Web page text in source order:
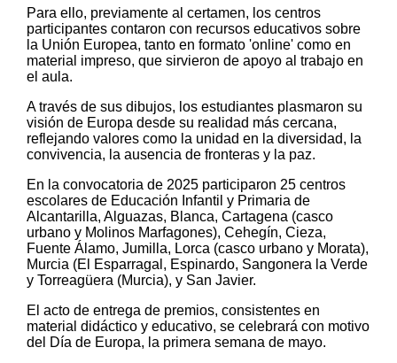
Para ello, previamente al certamen, los centros
participantes contaron con recursos educativos sobre
la Unión Europea, tanto en formato 'online' como en
material impreso, que sirvieron de apoyo al trabajo en
el aula.
A través de sus dibujos, los estudiantes plasmaron su
visión de Europa desde su realidad más cercana,
reflejando valores como la unidad en la diversidad, la
convivencia, la ausencia de fronteras y la paz.
En la convocatoria de 2025 participaron 25 centros
escolares de Educación Infantil y Primaria de
Alcantarilla, Alguazas, Blanca, Cartagena (casco
urbano y Molinos Marfagones), Cehegín, Cieza,
Fuente Álamo, Jumilla, Lorca (casco urbano y Morata),
Murcia (El Esparragal, Espinardo, Sangonera la Verde
y Torreagüera (Murcia), y San Javier.
El acto de entrega de premios, consistentes en
material didáctico y educativo, se celebrará con motivo
del Día de Europa, la primera semana de mayo.